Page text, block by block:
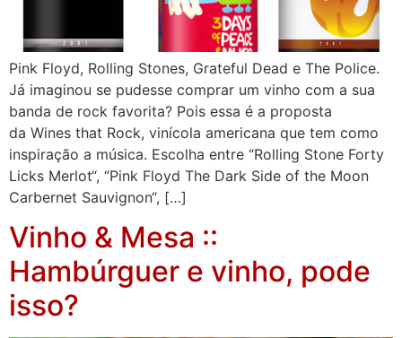
Pink Floyd, Rolling Stones, Grateful Dead e The Police.
Já imaginou se pudesse comprar um vinho com a sua
banda de rock favorita? Pois essa é a proposta
da Wines that Rock, vinícola americana que tem como
inspiração a música. Escolha entre “Rolling Stone Forty
Licks Merlot“, “Pink Floyd The Dark Side of the Moon
Carbernet Sauvignon“, […]
Vinho & Mesa ::
Hambúrguer e vinho, pode
isso?